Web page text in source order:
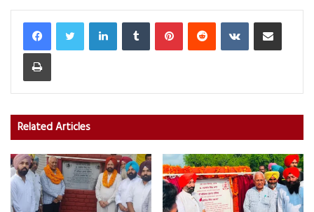
LinkedInTumblr PinterestReddit VKontakteShare via Email
Print
Related Articles